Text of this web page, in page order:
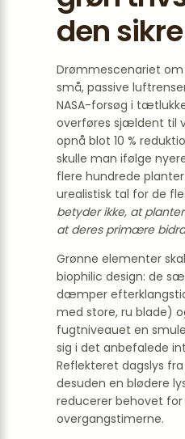
den
Drømme­scenariet
små, passive
NASA-forsøg i
overføres sjældent til
opnå blot 10 %
skulle man ifølge
flere hundrede planter
urealistisk tal for de
betyder ikke, at
at deres primære
Grønne elementer
biophilic design: de
dæmper
med store, ru blade)
fugt­niveauet en
sig i det anbefalede
Reflekteret dagslys
desuden en blødere
reducerer behovet for
overgangstimerne.